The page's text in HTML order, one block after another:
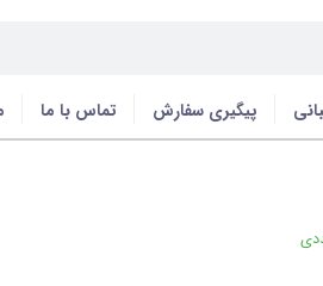
پیگیری سفارش تماس با ما